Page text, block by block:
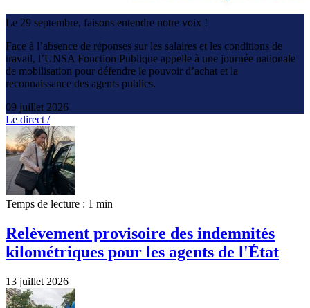
Le 29 septembre, faisons entendre notre voix !
Face à l’absence de réponses sur les salaires et les conditions de
travail, l’UNSA Fonction Publique appelle à une journée nationale
de mobilisation pour défendre le pouvoir d’achat et la
reconnaissance des agents publics.
09 juillet 2026
Le direct /
Temps de lecture : 1 min
Relèvement provisoire des indemnités
kilométriques pour les agents de l'État
13 juillet 2026